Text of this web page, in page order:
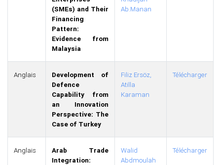
(SMEs) and Their
Financing
Pattern:
Evidence from
Malaysia
Ab.Manan
Anglais
Development of
Defence
Capability from
an Innovation
Perspective: The
Case of Turkey
Filiz Ersöz,
Atilla
Karaman
Télécharger
Anglais
Arab Trade
Integration:
Walid
Abdmoulah
Télécharger